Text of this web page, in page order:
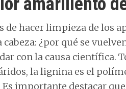
de hacer limpieza de los
cabeza: ¿por qué se
con la causa científica.
la lignina es el
Es importante destacar